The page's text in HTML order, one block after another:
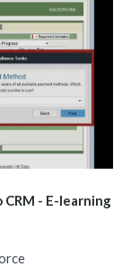
CRM - E-learning